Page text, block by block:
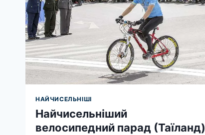
НАЙЧИСЕЛЬНІШІ
Найчисельніший
велосипедний парад (Таїланд)